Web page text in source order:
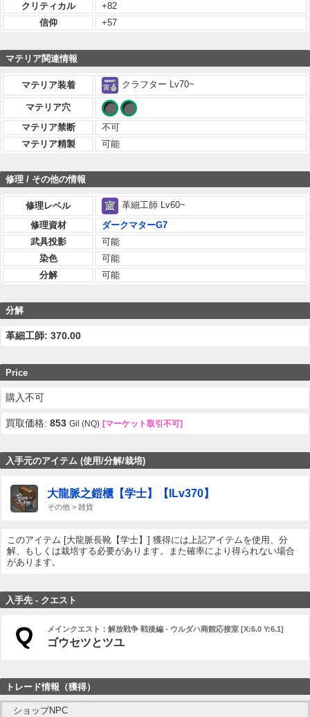
クリティカル
+82
信仰
+57
マテリア関連情報
マテリア装着 クラフター Lv70~
マテリア穴
マテリア禁断
不可
マテリア精製
可能
修理 / その他の情報
修理レベル
革細工師 Lv60~
修理資材
ダークマターG7
武具投影
可能
染色
可能
分解
可能
分解
革細工師: 370.00
Price
購入不可
買取価格:853 Gil (NQ) [マーケット取引不可]
入手元のアイテム (使用/分解/栽培)
大龍脈之鎧櫃【学士】【ILv370】
その他 > 雑貨
このアイテム [大龍脈長靴【学士】] 獲得には上記アイテムを使用、分
解、もしくは栽培する必要があります。また確率により得られない場合
があります。
入手先 - クエスト
メインクエスト：解放戦争 戦後編 - ウルダハ商館応接室 [X:6.0 Y:6.1]
ゴウセツとツユ
トレード情報（獲得）
ショップNPC